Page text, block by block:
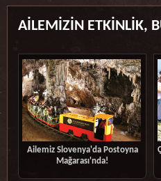
AİLEMİZİN ETKİNLİK,
Ailemiz Slovenya'da Postoyna
Mağarası'nda!